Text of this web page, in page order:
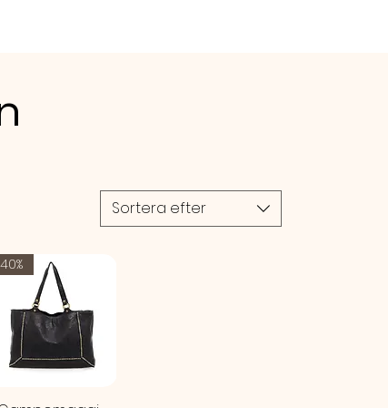
- storleken justeras
sladdarna (glidande
Sortera efter